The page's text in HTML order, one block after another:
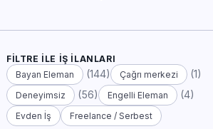
FILTRE ILE İŞ İLANLARI
Bayan Eleman
(144) Çağrı merkezi (1)
Deneyimsiz (56) Engelli Eleman (4)
Evden İş Freelance / Serbest